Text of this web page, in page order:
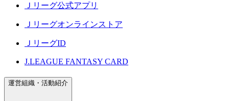
Ｊリーグ公式アプリ
Ｊリーグオンラインストア
ＪリーグID
J.LEAGUE FANTASY CARD
運営組織・活動紹介